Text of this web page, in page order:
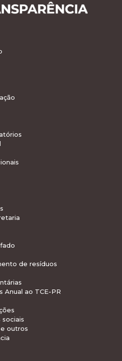
de resíduos
Anual ao TCE-PR
sociais
outros